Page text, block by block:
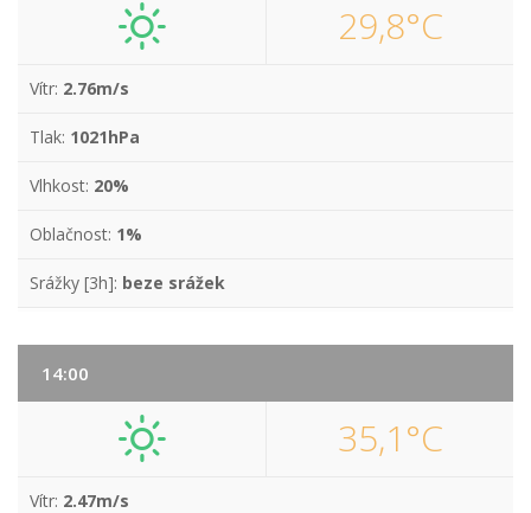
29,8°C
Vítr: 2.76m/s
Tlak: 1021hPa
Vlhkost: 20%
Oblačnost: 1%
Srážky [3h]: beze srážek
14:00
35,1°C
Vítr: 2.47m/s